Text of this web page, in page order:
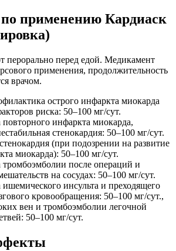
применению Кардиаск
перорально перед едой. Медикамент
применения, продолжительность
врачом.
острого инфаркта миокарда
риска: 50–100 мг/сут.
инфаркта миокарда,
стенокардия: 50–100 мг/сут.
(при подозрении на развитие
миокарда): 50–100 мг/сут.
после операций и
на сосудах: 50–100 мг/сут.
инсульта и преходящего
кровообращения: 50–100 мг/сут.,
вен и тромбоэмболии легочной
50–100 мг/сут.